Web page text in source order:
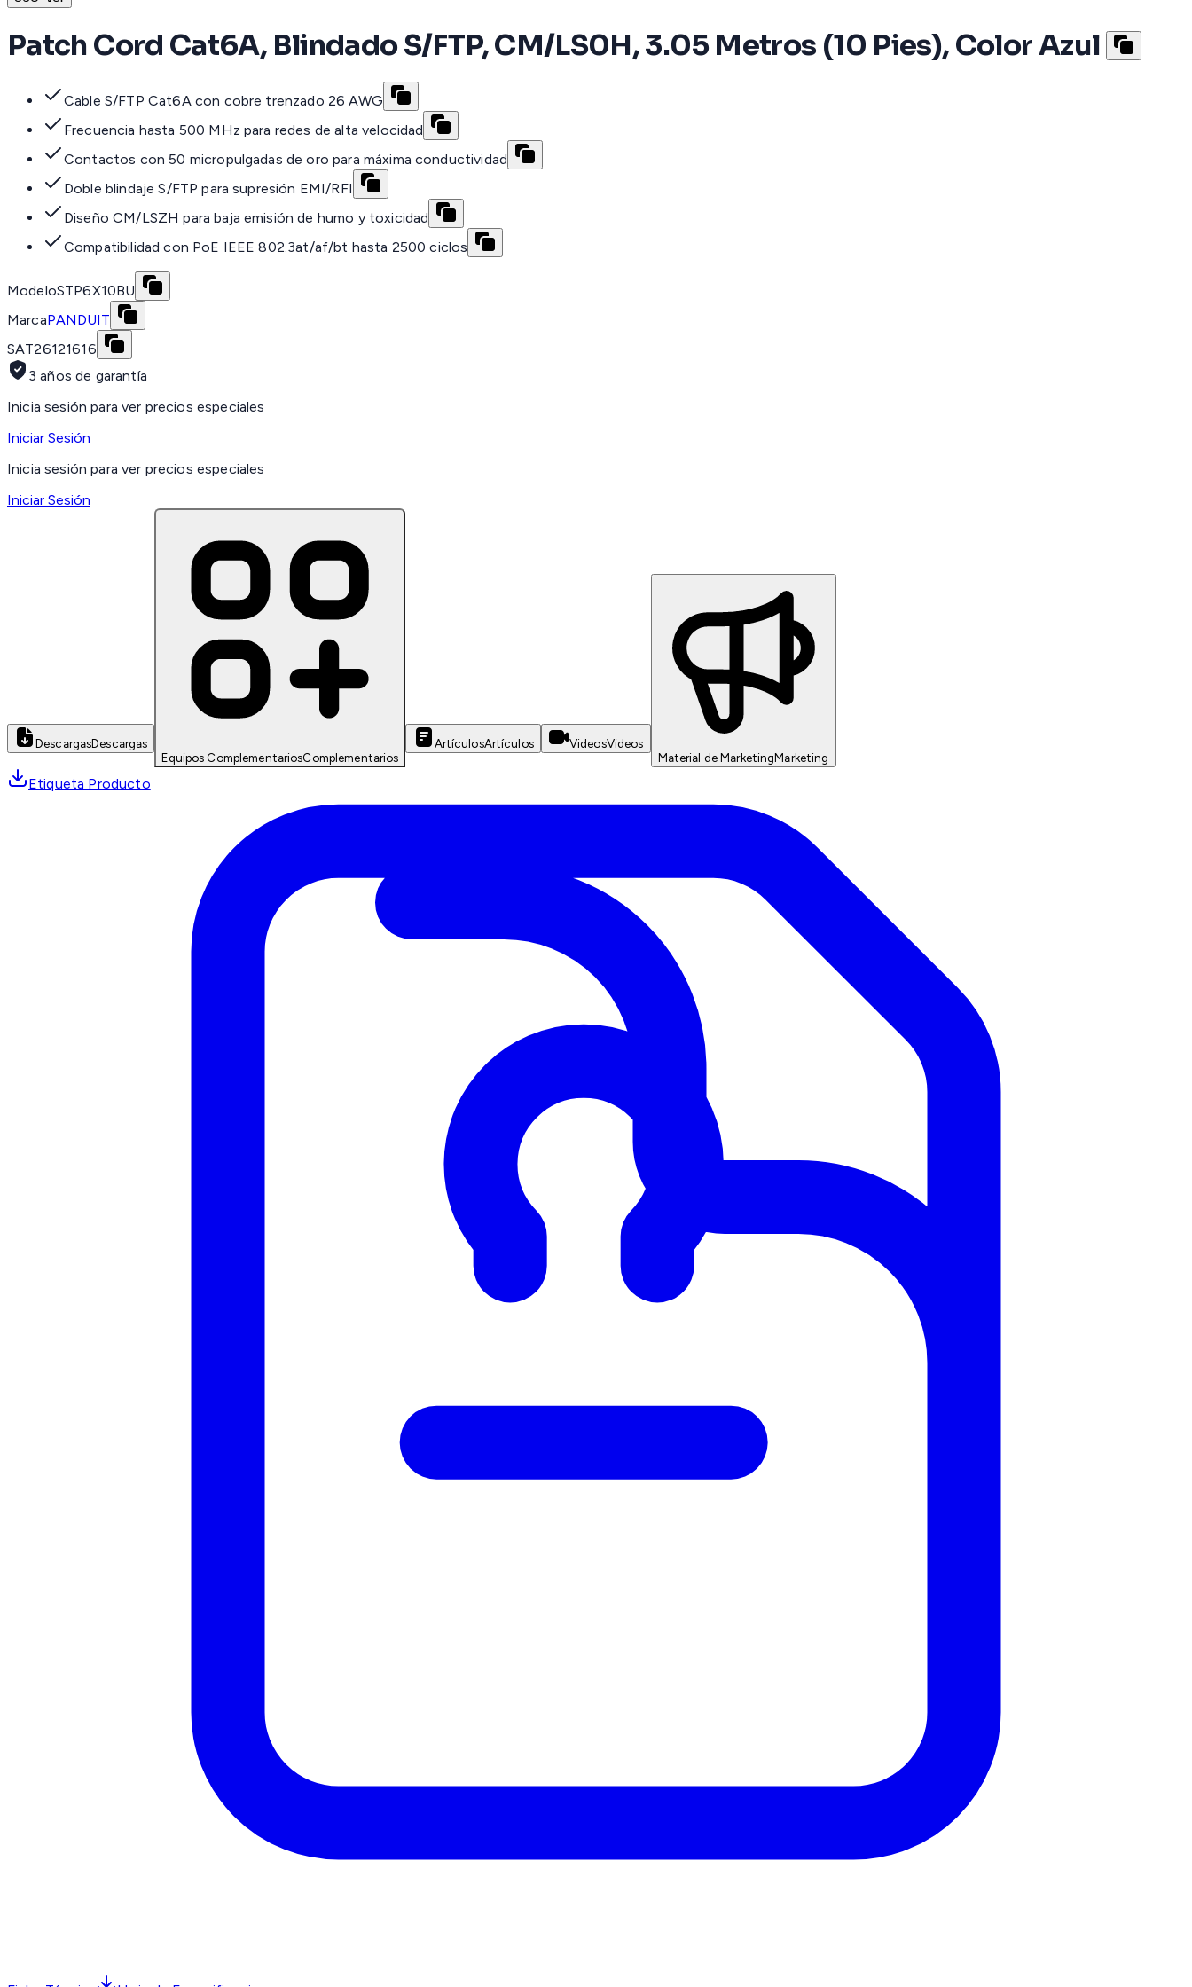
Patch Cord Cat6A, Blindado S/FTP, CM/LS0H, 3.05 Metros (10 Pies), Color Azul
Cable S/FTP Cat6A con cobre trenzado 26 AWG
Frecuencia hasta 500 MHz para redes de alta velocidad
Contactos con 50 micropulgadas de oro para máxima conductividad
Doble blindaje S/FTP para supresión EMI/RFI
Diseño CM/LSZH para baja emisión de humo y toxicidad
Compatibilidad con PoE IEEE 802.3at/af/bt hasta 2500 ciclos
ModeloSTP6X10BU
MarcaPANDUIT
SAT26121616
3 años de garantía
Inicia sesión para ver precios especiales
Iniciar Sesión
Inicia sesión para ver precios especiales
Iniciar Sesión
DescargasDescargas
Equipos ComplementariosComplementarios
ArtículosArtículos VideosVideos
Material de MarketingMarketing
Etiqueta Producto